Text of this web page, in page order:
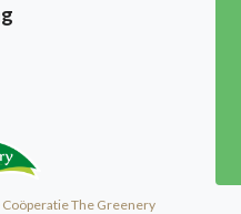
Coöperatie The Greenery